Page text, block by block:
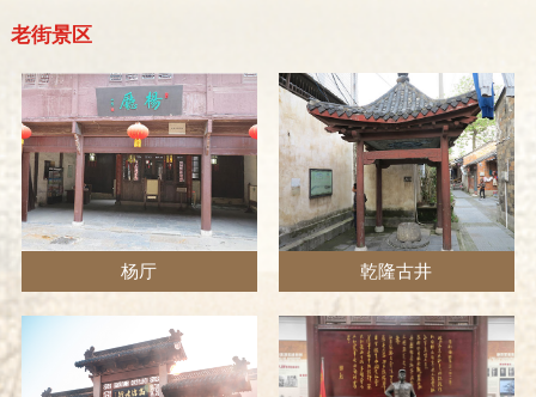
老街景区
杨厅 乾隆古井